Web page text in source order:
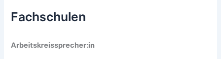
Fachschulen
Arbeitskreissprecher:in